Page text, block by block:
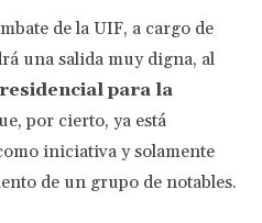
de la UIF, a cargo de
una salida muy digna, al
para la
por cierto, ya está
iniciativa y solamente
de un grupo de notables.